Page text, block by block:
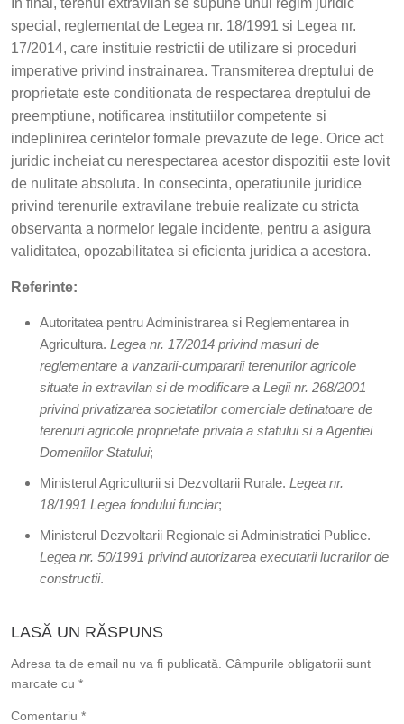
In final, terenul extravilan se supune unui regim juridic
special, reglementat de Legea nr. 18/1991 si Legea nr.
17/2014, care instituie restrictii de utilizare si proceduri
imperative privind instrainarea. Transmiterea dreptului de
proprietate este conditionata de respectarea dreptului de
preemptiune, notificarea institutiilor competente si
indeplinirea cerintelor formale prevazute de lege. Orice act
juridic incheiat cu nerespectarea acestor dispozitii este lovit
de nulitate absoluta. In consecinta, operatiunile juridice
privind terenurile extravilane trebuie realizate cu stricta
observanta a normelor legale incidente, pentru a asigura
validitatea, opozabilitatea si eficienta juridica a acestora.
Referinte:
Autoritatea pentru Administrarea si Reglementarea in
Agricultura. Legea nr. 17/2014 privind masuri de
reglementare a vanzarii-cumpararii terenurilor agricole
situate in extravilan si de modificare a Legii nr. 268/2001
privind privatizarea societatilor comerciale detinatoare de
terenuri agricole proprietate privata a statului si a Agentiei
Domeniilor Statului;
Ministerul Agriculturii si Dezvoltarii Rurale. Legea nr.
18/1991 Legea fondului funciar;
Ministerul Dezvoltarii Regionale si Administratiei Publice.
Legea nr. 50/1991 privind autorizarea executarii lucrarilor de
constructii.
LASĂ UN RĂSPUNS
Adresa ta de email nu va fi publicată. Câmpurile obligatorii sunt
marcate cu *
Comentariu *